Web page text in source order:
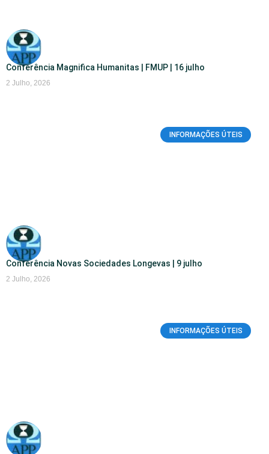
Conferência Magnifica Humanitas | FMUP | 16 julho
2 Julho, 2026
INFORMAÇÕES ÚTEIS
Conferência Novas Sociedades Longevas | 9 julho
2 Julho, 2026
INFORMAÇÕES ÚTEIS